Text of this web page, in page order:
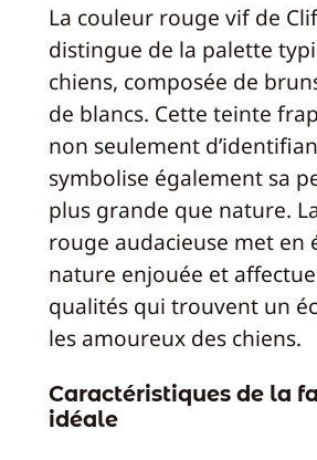
La couleur rouge vif de
distingue de la palette
chiens, composée de
de blancs. Cette teinte
non seulement
symbolise également sa
plus grande que nature.
rouge audacieuse met en
nature enjouée et
qualités qui trouvent un
les amoureux des chiens.
Caractéristiques de la
idéale